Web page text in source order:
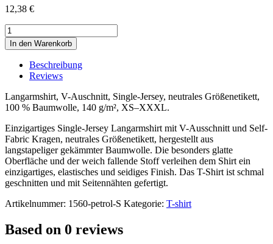
12,38 €
X.O
V-
Neck
Women
quantity
In den Warenkorb
Beschreibung
Reviews
Langarmshirt, V-Auschnitt, Single-Jersey, neutrales Größenetikett,
100 % Baumwolle, 140 g/m², XS–XXXL.
Einzigartiges Single-Jersey Langarmshirt mit V-Ausschnitt und Self-
Fabric Kragen, neutrales Größenetikett, hergestellt aus
langstapeliger gekämmter Baumwolle. Die besonders glatte
Oberfläche und der weich fallende Stoff verleihen dem Shirt ein
einzigartiges, elastisches und seidiges Finish. Das T-Shirt ist schmal
geschnitten und mit Seitennähten gefertigt.
Artikelnummer: 1560-petrol-S Kategorie: T-shirt
Based on 0 reviews